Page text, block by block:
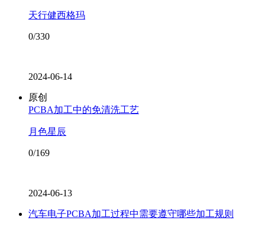
天行健西格玛
0/330
2024-06-14
原创
PCBA加工中的免清洗工艺
月色星辰
0/169
2024-06-13
汽车电子PCBA加工过程中需要遵守哪些加工规则